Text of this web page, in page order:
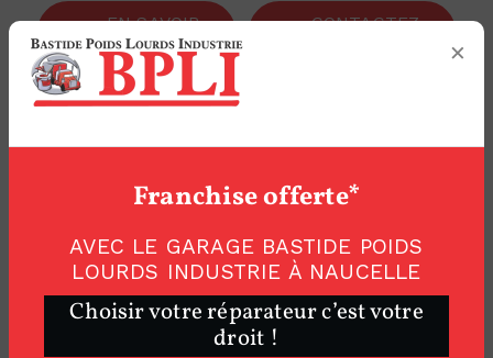
×
Franchise offerte*
AVEC LE GARAGE BASTIDE POIDS
LOURDS INDUSTRIE À NAUCELLE
Choisir votre réparateur c’est votre
droit !
EN SAVOIR
PLUS
CONTACTEZ-